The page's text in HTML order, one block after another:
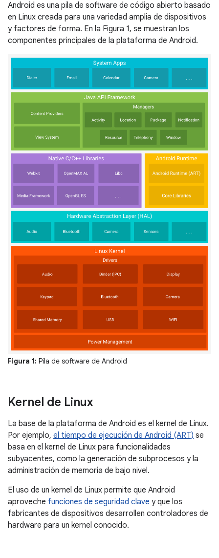
Android es una pila de software de código abierto basado
en Linux creada para una variedad amplia de dispositivos
y factores de forma. En la Figura 1, se muestran los
componentes principales de la plataforma de Android.
Figura 1: Pila de software de Android
Kernel de Linux
La base de la plataforma de Android es el kernel de Linux.
Por ejemplo, el tiempo de ejecución de Android (ART) se
basa en el kernel de Linux para funcionalidades
subyacentes, como la generación de subprocesos y la
administración de memoria de bajo nivel.
El uso de un kernel de Linux permite que Android
aproveche funciones de seguridad clave y que los
fabricantes de dispositivos desarrollen controladores de
hardware para un kernel conocido.